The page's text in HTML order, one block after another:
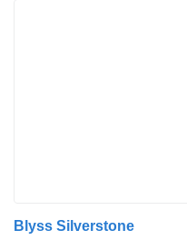
Blyss Silverstone